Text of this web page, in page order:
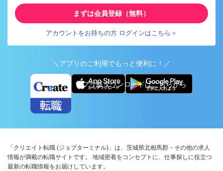
まずは会員登録（無料）
アカウントをお持ちの方 ログインはこちら＞
＼アプリのご利用でもっと便利に！／
アプリ版ダウンロードはこちらから
「クリエイト転職 (ジョブターミナル)」は、茨城県北相馬郡・その他の求人
情報が満載の転職サイトです。 地域密着をコンセプトに、仕事探しに役立つ
最新の転職情報をお届けしています。